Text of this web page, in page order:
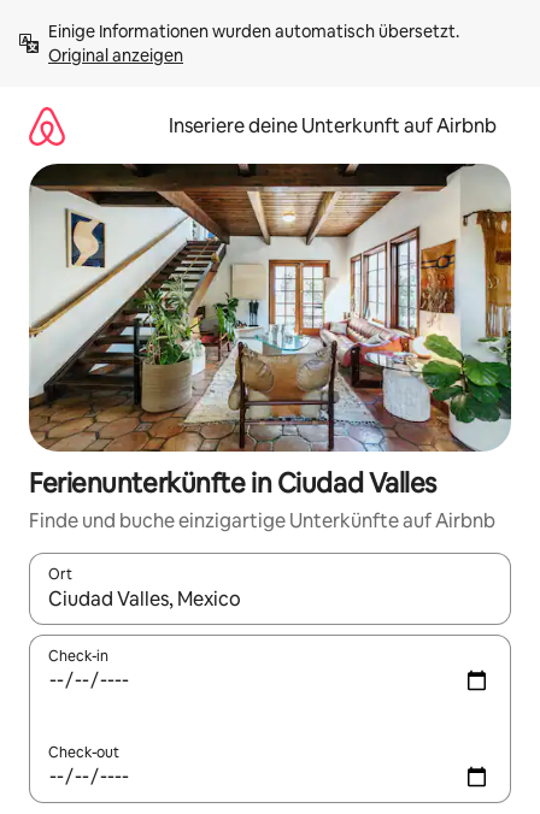
Inhalten
springenOriginal anzeigen
Inseriere deine Unterkunft auf Airbnb
Ferienunterkünfte in Ciudad Valles
Finde und buche einzigartige Unterkünfte auf Airbnb
Ort
Wenn Ergebnisse verfügbar sind, navigiere mit den
Check-in
Check-out